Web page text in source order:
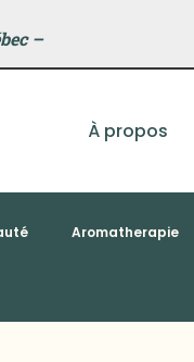
–
À propos
Aromatherapie